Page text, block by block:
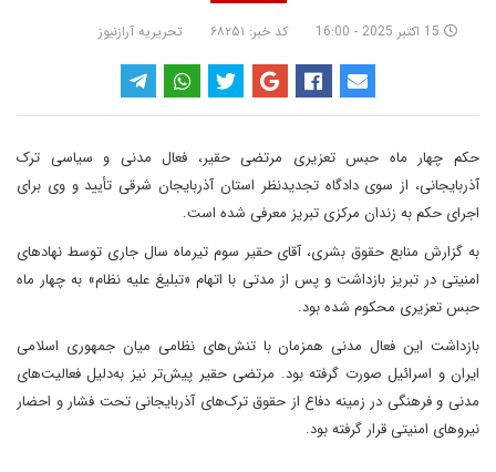
15 اکتبر 2025 - 16:00 کد خبر: ۶۸۲۵۱ تحریریه آرازنیوز
حکم چهار ماه حبس تعزیری مرتضی حقیر، فعال مدنی و سیاسی ترک
آذربایجانی، از سوی دادگاه تجدیدنظر استان آذربایجان شرقی تأیید و وی برای
اجرای حکم به زندان مرکزی تبریز معرفی شده است.
به گزارش منابع حقوق بشری، آقای حقیر سوم تیرماه سال جاری توسط نهادهای
امنیتی در تبریز بازداشت و پس از مدتی با اتهام «تبلیغ علیه نظام» به چهار ماه
حبس تعزیری محکوم شده بود.
بازداشت این فعال مدنی همزمان با تنش‌های نظامی میان جمهوری اسلامی
ایران و اسرائیل صورت گرفته بود. مرتضی حقیر پیش‌تر نیز به‌دلیل فعالیت‌های
مدنی و فرهنگی در زمینه دفاع از حقوق ترک‌های آذربایجانی تحت فشار و احضار
نیروهای امنیتی قرار گرفته بود.